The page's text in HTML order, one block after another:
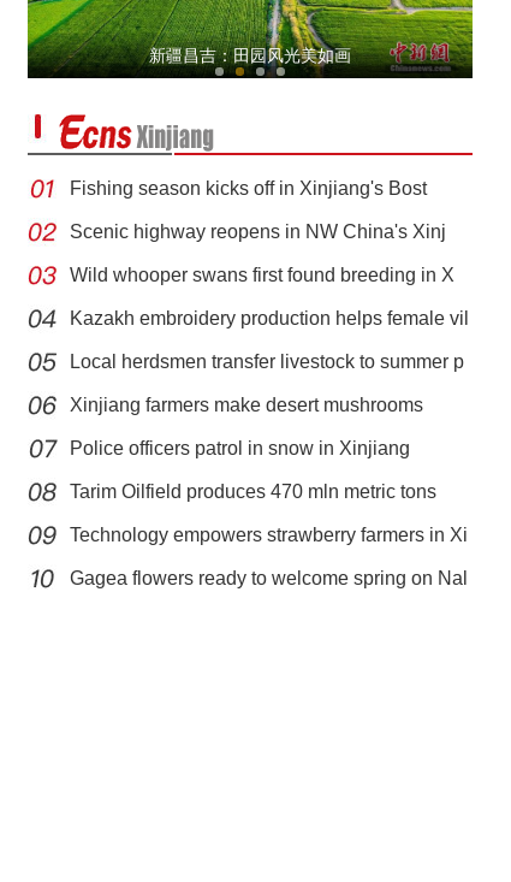
北塔山牧歌：这里牧草丰茂，牛羊肥壮
新疆：荒漠戈壁万余亩红柳花绽放
新疆昌吉：田园风光美如画
Fishing season kicks off in Xinjiang's Bost
Scenic highway reopens in NW China's Xinj
Wild whooper swans first found breeding in X
Kazakh embroidery production helps female vil
Local herdsmen transfer livestock to summer p
Xinjiang farmers make desert mushrooms
bloom
Police officers patrol in snow in Xinjiang
Tarim Oilfield produces 470 mln metric tons
Technology empowers strawberry farmers in Xi
Gagea flowers ready to welcome spring on Nal